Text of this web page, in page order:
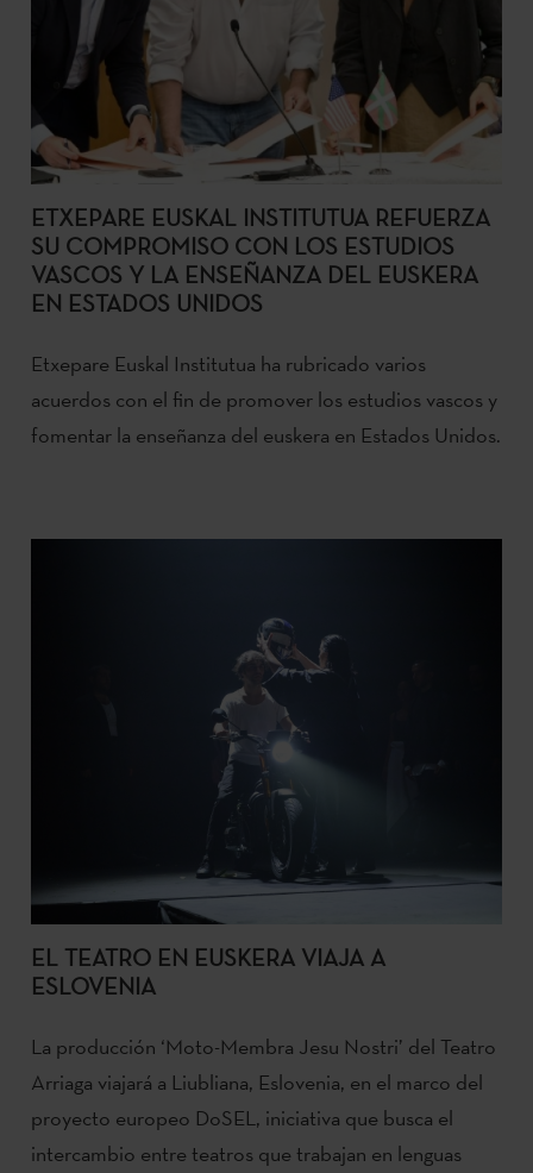
ETXEPARE EUSKAL INSTITUTUA REFUERZA
SU COMPROMISO CON LOS ESTUDIOS
VASCOS Y LA ENSEÑANZA DEL EUSKERA
EN ESTADOS UNIDOS
Etxepare Euskal Institutua ha rubricado varios
acuerdos con el fin de promover los estudios vascos y
fomentar la enseñanza del euskera en Estados Unidos.
EL TEATRO EN EUSKERA VIAJA A
ESLOVENIA
La producción ‘Moto-Membra Jesu Nostri’ del Teatro
Arriaga viajará a Liubliana, Eslovenia, en el marco del
proyecto europeo DoSEL, iniciativa que busca el
intercambio entre teatros que trabajan en lenguas